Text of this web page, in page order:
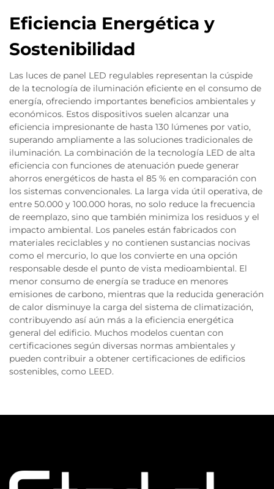
Eficiencia Energética y
Sostenibilidad
Las luces de panel LED regulables representan la cúspide
de la tecnología de iluminación eficiente en el consumo de
energía, ofreciendo importantes beneficios ambientales y
económicos. Estos dispositivos suelen alcanzar una
eficiencia impresionante de hasta 130 lúmenes por vatio,
superando ampliamente a las soluciones tradicionales de
iluminación. La combinación de la tecnología LED de alta
eficiencia con funciones de atenuación puede generar
ahorros energéticos de hasta el 85 % en comparación con
los sistemas convencionales. La larga vida útil operativa, de
entre 50.000 y 100.000 horas, no solo reduce la frecuencia
de reemplazo, sino que también minimiza los residuos y el
impacto ambiental. Los paneles están fabricados con
materiales reciclables y no contienen sustancias nocivas
como el mercurio, lo que los convierte en una opción
responsable desde el punto de vista medioambiental. El
menor consumo de energía se traduce en menores
emisiones de carbono, mientras que la reducida generación
de calor disminuye la carga del sistema de climatización,
contribuyendo así aún más a la eficiencia energética
general del edificio. Muchos modelos cuentan con
certificaciones según diversas normas ambientales y
pueden contribuir a obtener certificaciones de edificios
sostenibles, como LEED.